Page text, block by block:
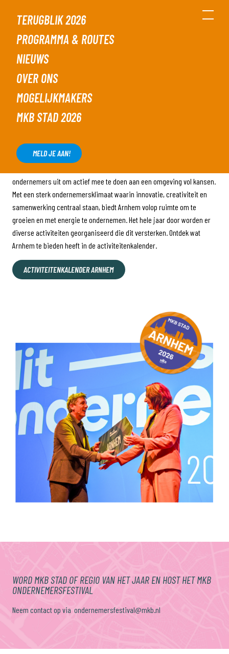
TERUGBLIK 2026
PROGRAMMA & ROUTES
NIEUWS
OVER ONS
MOGELIJKMAKERS
MKB STAD 2026
MELD JE AAN!
ARNHEM IS MKB STAD VAN 2026
ondernemers uit om actief mee te doen aan een omgeving vol kansen.
Met een sterk ondernemersklimaat waarin innovatie, creativiteit en
samenwerking centraal staan, biedt Arnhem volop ruimte om te
groeien en met energie te ondernemen. Het hele jaar door worden er
diverse activiteiten georganiseerd die dit versterken. Ontdek wat
Arnhem te bieden heeft in de activiteitenkalender.
ACTIVITEITENKALENDER ARNHEM
WORD MKB STAD OF REGIO VAN HET JAAR EN HOST HET MKB
ONDERNEMERSFESTIVAL
Neem contact op via ondernemersfestival@mkb.nl